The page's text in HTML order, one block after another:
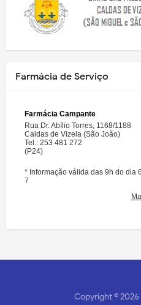
Farmácia de Serviço
Copyright ©2026